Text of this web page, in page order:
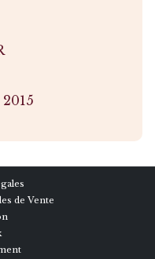
de Vente